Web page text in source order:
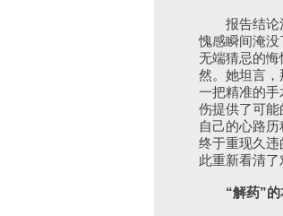
报告结论清
愧感瞬间淹
无端猜忌的
然。她坦言，
一把精准的手
伤提供了可
自己的心路
终于重现久
此重新看清了
“解药”的